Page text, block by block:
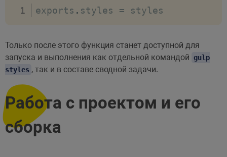
exports . styles = styles
Только после этого функция станет доступной для
запуска и выполнения как отдельной командой gulp
styles , так и в составе сводной задачи.
Работа с проектом и его
сборка